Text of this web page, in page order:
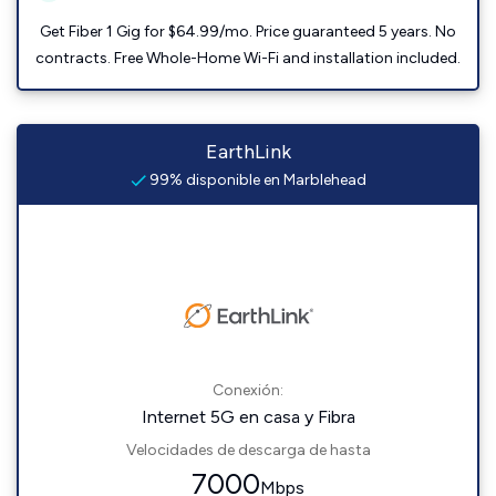
Get Fiber 1 Gig for $64.99/mo. Price guaranteed 5 years. No
contracts. Free Whole-Home Wi-Fi and installation included.
EarthLink
99% disponible en Marblehead
Conexión:
Internet 5G en casa y Fibra
Velocidades de descarga de hasta
7000Mbps